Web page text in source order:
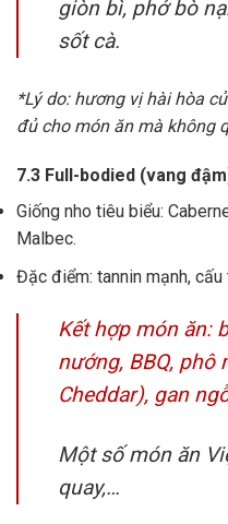
giòn bì, phở bò
sốt cà.
*Lý do: hương vị hài hòa
đủ cho món ăn mà không
7.3 Full-bodied (vang
Giống nho tiêu biểu:
Malbec.
Đặc điểm: tannin mạnh,
Kết hợp món ăn:
nướng, BBQ, phô
Cheddar), gan
Một số món ăn
quay,…